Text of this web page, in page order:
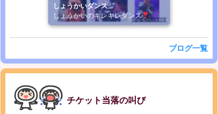
しょうかいダンス
しょうかいのキレキレダンス
ブログ一覧
チケット当落の叫び